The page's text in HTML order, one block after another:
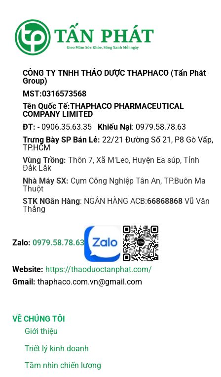
CÔNG TY TNHH THẢO DƯỢC THAPHACO (Tấn Phát
Group)
MST:0316573568
Tên Quốc Tế:THAPHACO PHARMACEUTICAL
COMPANY LIMITED
ĐT: - 0906.35.63.35 Khiếu Nại: 0979.58.78.63
Trưng Bày SP Bán Lẻ: 22/21 Đường Số 21, P8 Gò Vấp,
TP.HCM
Vùng Trồng: Thôn 7, Xã M'Leo, Huyện Ea súp, Tỉnh
Đắk Lắk
Nhà Máy SX: Cụm Công Nghiệp Tân An, TP.Buôn Ma
Thuột
STK NGân Hàng: NGÂN HÀNG ACB:66868868Vũ Văn
Thắng
Zalo: 0979.58.78.63
Website: https://thaoduoctanphat.com/
Gmail: thaphaco.com.vn@gmail.com
VỀ CHÚNG TÔI
Giới thiệu
Triết lý kinh doanh
Tầm nhìn chiến lượng